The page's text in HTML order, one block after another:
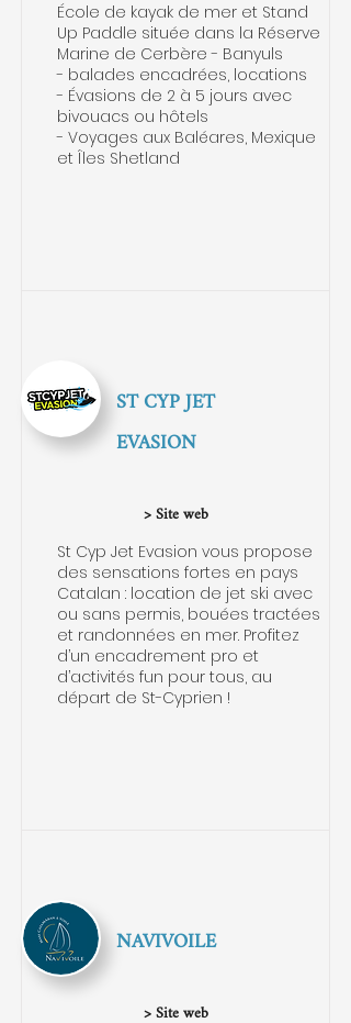
École de kayak de mer et Stand
Up Paddle située dans la Réserve
Marine de Cerbère - Banyuls
- balades encadrées, locations
- Évasions de 2 à 5 jours avec
bivouacs ou hôtels
- Voyages aux Baléares, Mexique
et Îles Shetland
St Cyp Jet Evasion vous propose
des sensations fortes en pays
Catalan : location de jet ski avec
ou sans permis, bouées tractées
et randonnées en mer. Profitez
d’un encadrement pro et
d’activités fun pour tous, au
départ de St-Cyprien !
> Site web
ST CYP JET
EVASION
> Site web
NAVIVOILE